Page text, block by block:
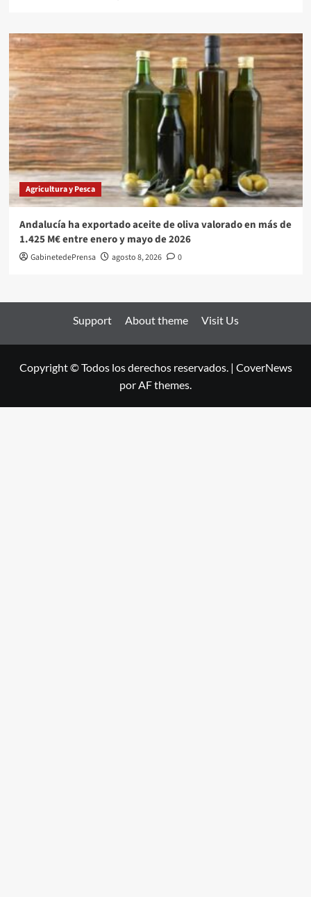
Agricultura y Pesca
Andalucía ha exportado aceite de oliva valorado en más de
1.425 M€ entre enero y mayo de 2026
GabinetedePrensa agosto 8, 2026 0
Support About theme Visit Us
Copyright © Todos los derechos reservados. | CoverNews
por AF themes.